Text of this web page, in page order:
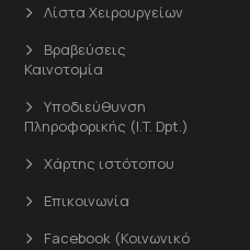
Λίστα Χειρουργείων
Βραβεύσεις
Καινοτομία
Υποδιεύθυνση
Πληροφορικής (I.T. Dpt.)
Χάρτης ιστότοπου
Επικοινωνία
Facebook (Κοινωνικό